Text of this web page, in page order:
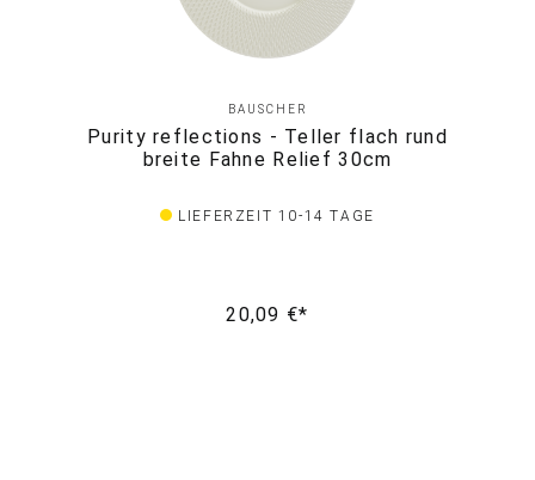
BAUSCHER
Purity reflections - Teller flach rund
breite Fahne Relief 30cm
LIEFERZEIT 10-14 TAGE
20,09 €*